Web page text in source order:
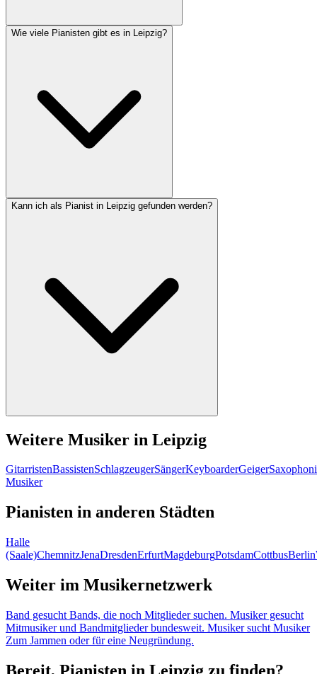
Wie viele Pianisten gibt es in Leipzig?
Kann ich als Pianist in Leipzig gefunden werden?
Weitere Musiker in Leipzig
GitarristenBassistenSchlagzeugerSängerKeyboarderGeiger
Musiker
Pianisten in anderen Städten
Halle
(Saale)ChemnitzJenaDresdenErfurtMagdeburgPotsdamCottbusBerlin
Weiter im Musikernetzwerk
Band gesucht Bands, die noch Mitglieder suchen. Musiker gesucht
Mitmusiker und Bandmitglieder bundesweit. Musiker sucht Musiker
Zum Jammen oder für eine Neugründung.